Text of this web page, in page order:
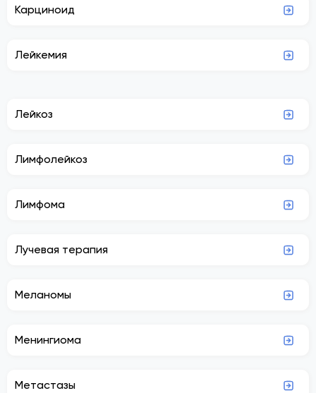
Карциноид
Лейкемия
Лейкоз
Лимфолейкоз
Лимфома
Лучевая терапия
Меланомы
Менингиома
Метастазы